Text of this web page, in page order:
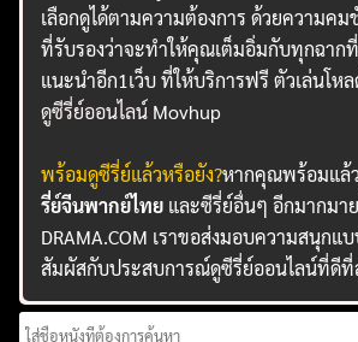
เลือกดูได้ตามความต้องการ ด้วยความค
ที่รับรองว่าจะทำให้คุณเต็มอิ่มกับทุกฉาก
แนะนำอีก1เว็บ ที่ให้บริการฟรี ตัวเล่นโห
ดูซีรี่ย์ออนไลน์ Movhup
พร้อมดูซีรี่ย์แล้วหรือยัง?หากคุณพร้อมแล้
รี่ย์จีนพากย์ไทย และซีรี่ย์อื่นๆ อีกมากมา
DRAMA.COM เราขอส่งมอบความสนุกแ
สัมผัสกับประสบการณ์ดูซีรี่ย์ออนไลน์ที่ดีที่
Search